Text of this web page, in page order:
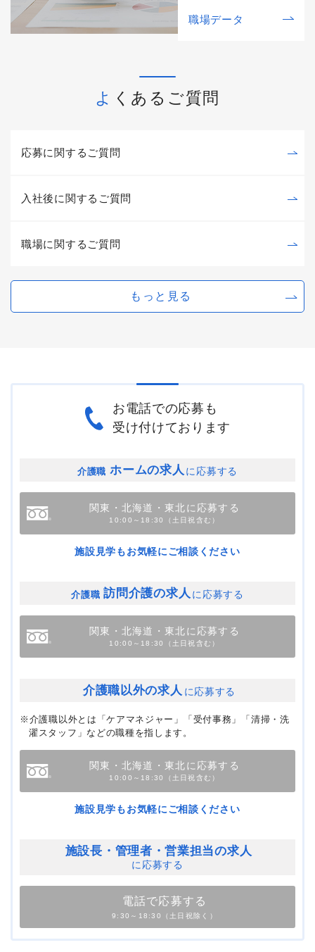
職場データ
よくあるご質問
応募に関するご質問
入社後に関するご質問
職場に関するご質問
もっと見る
お電話での応募も
受け付けております
介護職 ホームの求人 に応募する
関東・北海道・東北に応募する
10:00～18:30（土日祝含む）
施設見学もお気軽にご相談ください
介護職 訪問介護の求人 に応募する
関東・北海道・東北に応募する
10:00～18:30（土日祝含む）
介護職以外の求人 に応募する
※介護職以外とは「ケアマネジャー」「受付事務」「清掃・洗
濯スタッフ」などの職種を指します。
関東・北海道・東北に応募する
10:00～18:30（土日祝含む）
施設見学もお気軽にご相談ください
施設長・管理者・営業担当の求人
に応募する
電話で応募する
9:30～18:30（土日祝除く）